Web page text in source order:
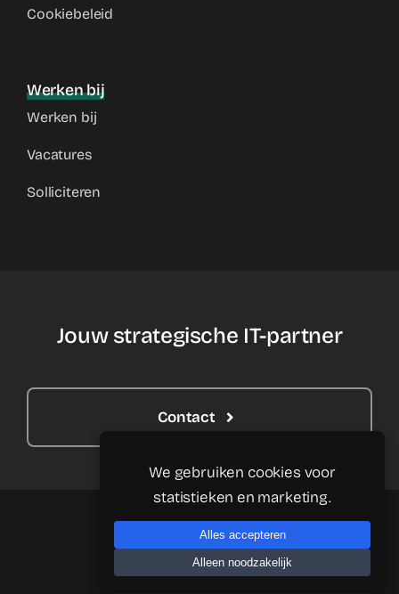
We gebruiken cookies voor
statistieken en marketing.
Alles accepteren
Alleen noodzakelijk
Cookiebeleid
Werken bij
Werken bij
Vacatures
Solliciteren
Jouw strategische IT-partner
Contact